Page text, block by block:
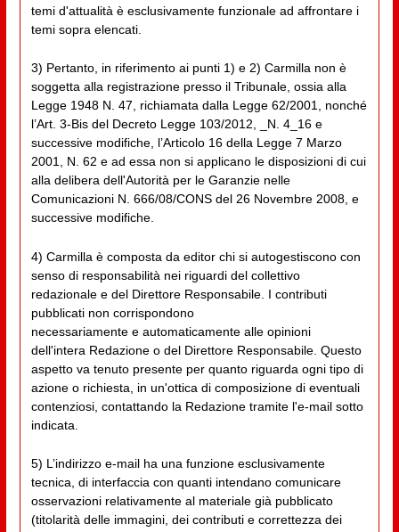
temi d'attualità è esclusivamente funzionale ad affrontare i
temi sopra elencati.
3) Pertanto, in riferimento ai punti 1) e 2) Carmilla non è
soggetta alla registrazione presso il Tribunale, ossia alla
Legge 1948 N. 47, richiamata dalla Legge 62/2001, nonché
l’Art. 3-Bis del Decreto Legge 103/2012, _N. 4_16 e
successive modifiche, l’Articolo 16 della Legge 7 Marzo
2001, N. 62 e ad essa non si applicano le disposizioni di cui
alla delibera dell'Autorità per le Garanzie nelle
Comunicazioni N. 666/08/CONS del 26 Novembre 2008, e
successive modifiche.
4) Carmilla è composta da editor chi si autogestiscono con
senso di responsabilità nei riguardi del collettivo
redazionale e del Direttore Responsabile. I contributi
pubblicati non corrispondono
necessariamente e automaticamente alle opinioni
dell'intera Redazione o del Direttore Responsabile. Questo
aspetto va tenuto presente per quanto riguarda ogni tipo di
azione o richiesta, in un'ottica di composizione di eventuali
contenziosi, contattando la Redazione tramite l'e-mail sotto
indicata.
5) L’indirizzo e-mail ha una funzione esclusivamente
tecnica, di interfaccia con quanti intendano comunicare
osservazioni relativamente al materiale già pubblicato
(titolarità delle immagini, dei contributi e correttezza dei